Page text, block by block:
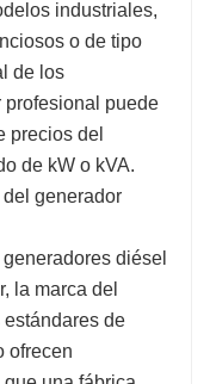
industriales,
o de tipo
de los
profesional puede
precios del
de kW o kVA.
generador
diésel
la marca del
de
ofrecen